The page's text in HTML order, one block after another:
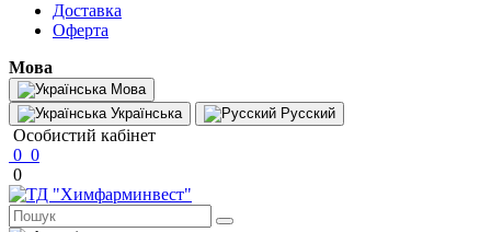
Доставка
Оферта
Мова
Мова
Українська
Русский
Особистий кабінет
0 0
0